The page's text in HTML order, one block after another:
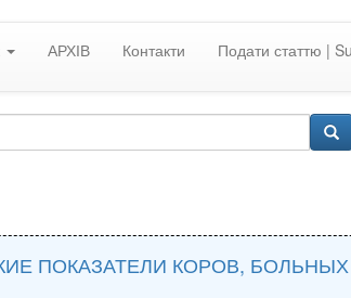
АРХІВ Контакти Подати статтю |
ПОКАЗАТЕЛИ КОРОВ,